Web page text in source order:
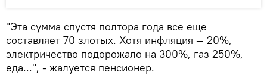
"Эта сумма спустя полтора года все еще
составляет 70 злотых. Хотя инфляция — 20%,
электричество подорожало на 300%, газ 250%,
еда...", - жалуется пенсионер.